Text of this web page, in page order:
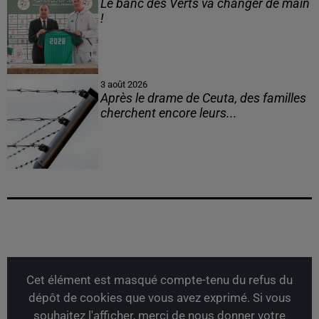
Le banc des Verts va changer de main
!
3 août 2026
Après le drame de Ceuta, des familles
cherchent encore leurs...
Cet élément est masqué compte-tenu du refus du
dépôt de cookies que vous avez exprimé. Si vous
souhaitez l'afficher, merci de nous donner votre